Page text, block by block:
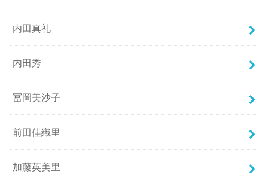
内田真礼
内田秀
冨岡美沙子
前田佳織里
加藤英美里